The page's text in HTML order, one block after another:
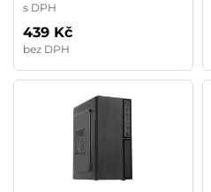
s DPH
439 Kč
bez DPH